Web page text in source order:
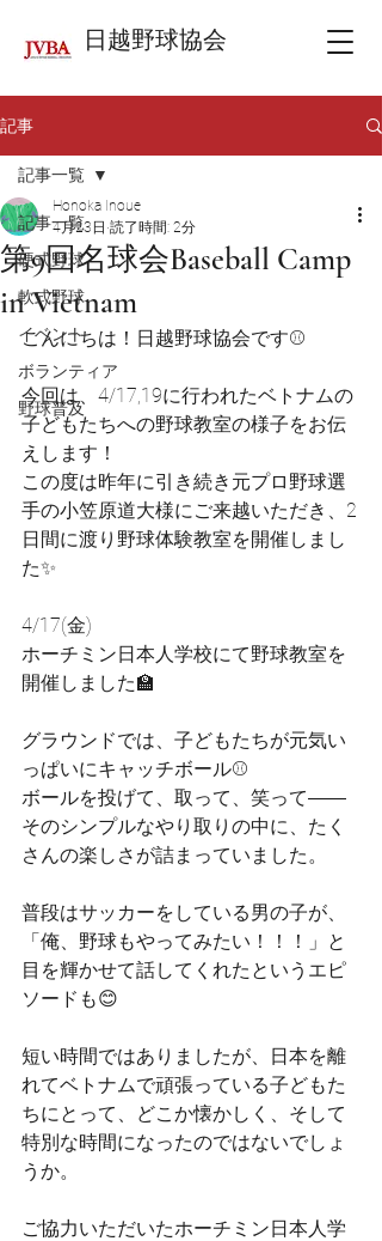
日越野球協会
記事
記事一覧
硬式野球
軟式野球
イベント
ボランティア
野球普及
記事一覧
第9回名球会Baseball Camp
in Vietnam
Honoka Inoue
4月23日 読了時間: 2分
こんにちは！日越野球協会です⚾️
今回は、4/17,19に行われたベトナムの
子どもたちへの野球教室の様子をお伝
えします！
この度は昨年に引き続き元プロ野球選
手の小笠原道大様にご来越いただき、2
日間に渡り野球体験教室を開催しまし
た✨
4/17(金)
ホーチミン日本人学校にて野球教室を
開催しました🏫
グラウンドでは、子どもたちが元気い
っぱいにキャッチボール⚾️
ボールを投げて、取って、笑って――
そのシンプルなやり取りの中に、たく
さんの楽しさが詰まっていました。
普段はサッカーをしている男の子が、
「俺、野球もやってみたい！！！」と
目を輝かせて話してくれたというエピ
ソードも😊
短い時間ではありましたが、日本を離
れてベトナムで頑張っている子どもた
ちにとって、どこか懐かしく、そして
特別な時間になったのではないでしょ
うか。
ご協力いただいたホーチミン日本人学